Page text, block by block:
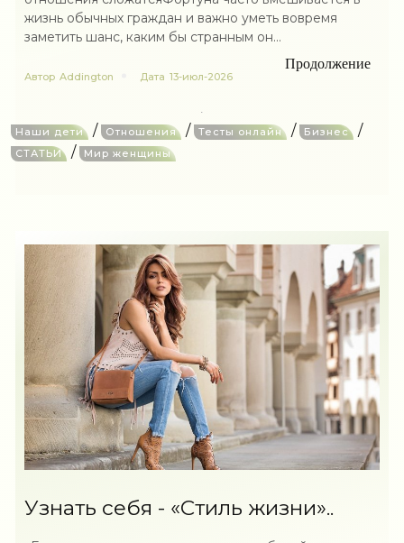
жизнь обычных граждан и важно уметь вовремя
заметить шанс, каким бы странным он...
Продолжение
Автор Addington Дата 13-июл-2026
Наши дети / Отношения / Тесты онлайн / Бизнес /
СТАТЬИ / Мир женщины
Узнать себя - «Стиль жизни»..